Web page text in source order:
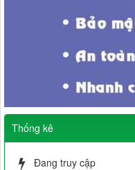
Thống kê
Đang truy cập